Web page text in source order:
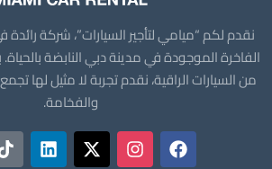
نقدم لكم “ميامي لتأجير السيارات”، شركة رائدة
الفاخرة الموجودة في مدينة دبي النابضة
من السيارات الراقية، نقدم تجربة لا مثيل لها
والفخامة.